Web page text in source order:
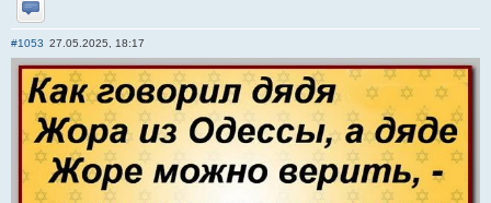
Отправить личное сообщение
#1053 27.05.2025, 18:17